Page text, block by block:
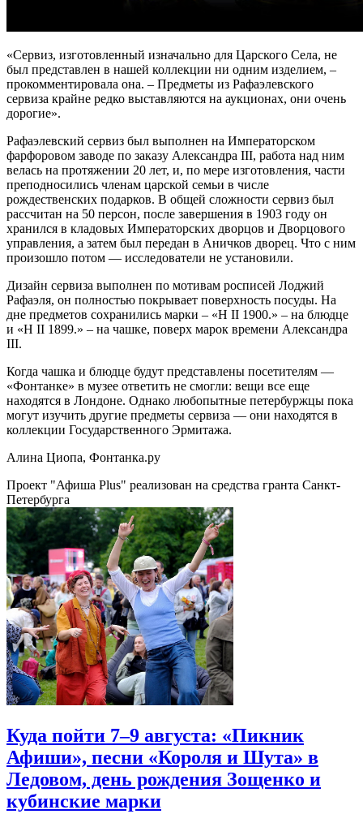
«Сервиз, изготовленный изначально для Царского Села, не
был представлен в нашей коллекции ни одним изделием, –
прокомментировала она. – Предметы из Рафаэлевского
сервиза крайне редко выставляются на аукционах, они очень
дорогие».
Рафаэлевский сервиз был выполнен на Императорском
фарфоровом заводе по заказу Александра III, работа над ним
велась на протяжении 20 лет, и, по мере изготовления, части
преподносились членам царской семьи в числе
рождественских подарков. В общей сложности сервиз был
рассчитан на 50 персон, после завершения в 1903 году он
хранился в кладовых Императорских дворцов и Дворцового
управления, а затем был передан в Аничков дворец. Что с ним
произошло потом — исследователи не установили.
Дизайн сервиза выполнен по мотивам росписей Лоджий
Рафаэля, он полностью покрывает поверхность посуды. На
дне предметов сохранились марки – «Н II 1900.» – на блюдце
и «Н II 1899.» – на чашке, поверх марок времени Александра
III.
Когда чашка и блюдце будут представлены посетителям —
«Фонтанке» в музее ответить не смогли: вещи все еще
находятся в Лондоне. Однако любопытные петербуржцы пока
могут изучить другие предметы сервиза — они находятся в
коллекции Государственного Эрмитажа.
Алина Циопа, Фонтанка.ру
Проект "Афиша Plus" реализован на средства гранта Санкт-
Петербурга
Куда пойти 7–9 августа: «Пикник
Афиши», песни «Короля и Шута» в
Ледовом, день рождения Зощенко и
кубинские марки